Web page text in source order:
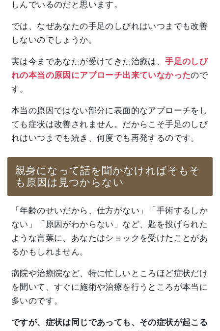
しんでいるのだと思います。
では、なぜあなたの手足のしびれはいつまでも改善
しないのでしょうか。
実は今まであなたが受けてきた治療は、手足のしび
れの本当の原因にアプローチ出来ていなかったので
す。
本当の原因ではない部分に表面的なアプローチをし
ても症状は改善されません。だからこそ手足のしび
れはいつまでも続き、何度でも再発するのです。
親身になって話を聞かなければそもそ
も原因は見つからない
「年齢のせいだから、仕方がない」「手術するしか
ない」「原因がわからない」など、匙を投げられた
ような言葉に、あなたはショックを受けたことがあ
るかもしれません。
病院や治療院など、特に忙しいところほど症状だけ
を聞いて、すぐに施術や治療を行うところが本当に
多いのです。
ですが、症状は同じであっても、その症状が起こる